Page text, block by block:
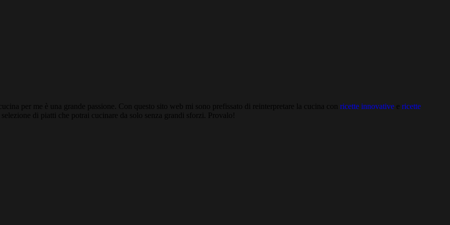
per me è una grande passione. Con questo sito web mi sono prefissato di reinterpretare la cucina con ricette innovative e ricette
di piatti che potrai cucinare da solo senza grandi sforzi. Provalo!